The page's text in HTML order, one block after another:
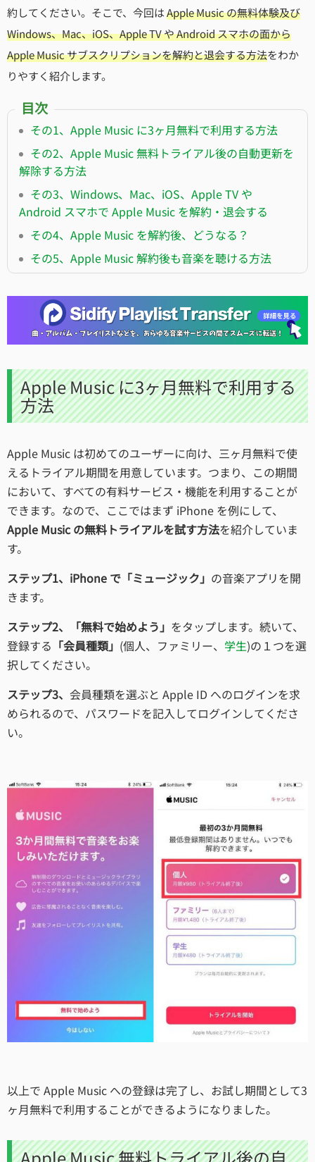
約してください。そこで、今回はApple Music の無料体験及び
Windows、Mac、iOS、Apple TV や Android スマホの面から
Apple Music サブスクリプションを解約と退会する方法をわか
りやすく紹介します。
目次
その1、Apple Music に3ヶ月無料で利用する方法
その2、Apple Music 無料トライアル後の自動更新を
解除する方法
その3、Windows、Mac、iOS、Apple TV や
Android スマホで Apple Music を解約・退会する
その4、Apple Music を解約後、どうなる？
その5、Apple Music 解約後も音楽を聴ける方法
Apple Music に3ヶ月無料で利用する
方法
Apple Music は初めてのユーザーに向け、三ヶ月無料で使
えるトライアル期間を用意しています。つまり、この期間
において、すべての有料サービス・機能を利用することが
できます。なので、ここではまず iPhone を例にして、
Apple Music の無料トライアルを試す方法を紹介していま
す。
ステップ1、iPhone で「ミュージック」 の音楽アプリを開
きます。
ステップ2、「無料で始めよう」 をタップします。続いて、
登録する 「会員種類」 (個人、ファミリー、 学生)の１つを選
択してください。
ステップ3、 会員種類を選ぶと Apple ID へのログインを求
められるので、パスワードを記入してログインしてくださ
い。
以上で Apple Music への登録は完了し、お試し期間として3
ヶ月無料で利用することができるようになりました。